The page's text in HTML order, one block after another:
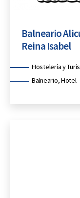
CategoríasHostelería y
Balneario, Hotel
Balneario
Reina Isabel